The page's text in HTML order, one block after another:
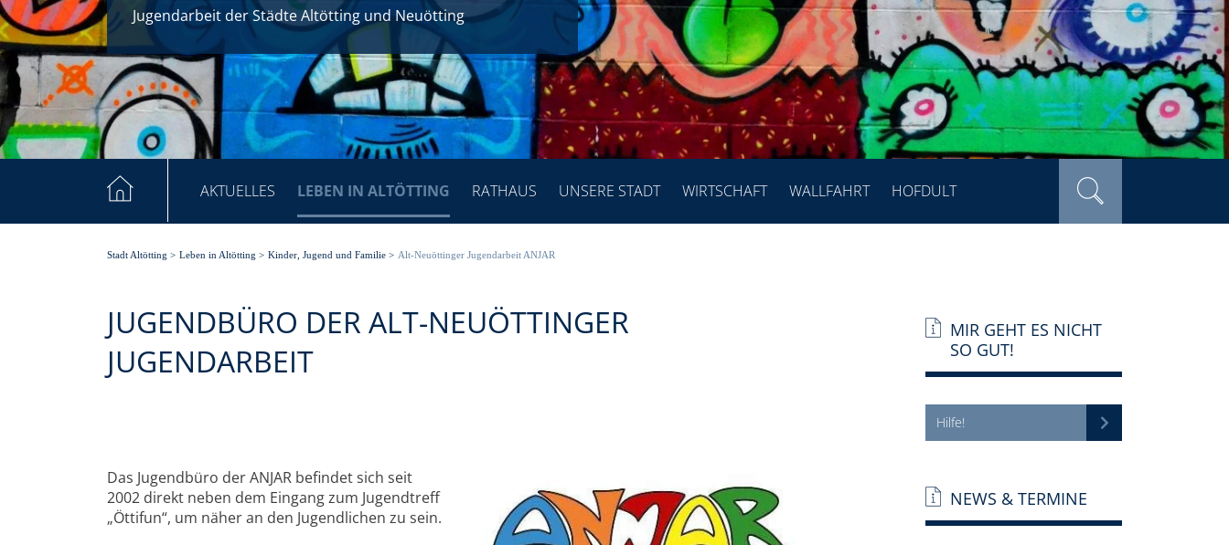
Jugendarbeit der Städte Altötting und Neuötting
AKTUELLES LEBEN IN ALTÖTTING RATHAUS UNSERE STADT WIRTSCHAFT WALLFAHRT HOFDULT
Stadt Altötting > Leben in Altötting > Kinder, Jugend und Familie > Alt-Neuöttinger Jugendarbeit ANJAR
JUGENDBÜRO DER ALT-NEUÖTTINGER
JUGENDARBEIT
Das Jugendbüro der ANJAR befindet sich seit
2002 direkt neben dem Eingang zum Jugendtreff
„Öttifun“, um näher an den Jugendlichen zu sein.
MIR GEHT ES NICHT
SO GUT!
Hilfe!
NEWS & TERMINE